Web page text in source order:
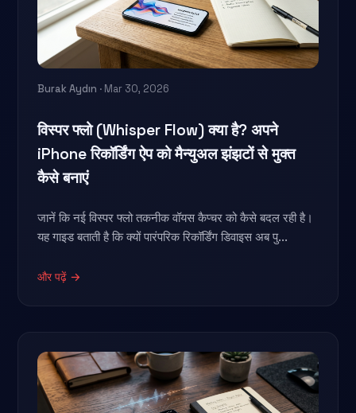
Burak Aydın · Mar 30, 2026
विस्पर फ्लो (Whisper Flow) क्या है? अपने
iPhone रिकॉर्डिंग ऐप को मैन्युअल झंझटों से मुक्त
कैसे बनाएं
जानें कि नई विस्पर फ्लो तकनीक वॉयस कैप्चर को कैसे बदल रही है।
यह गाइड बताती है कि क्यों पारंपरिक रिकॉर्डिंग डिवाइस अब पु...
और पढ़ें →